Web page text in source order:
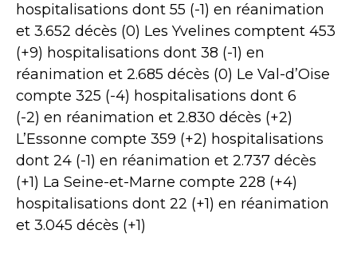
hospitalisations dont 55 (-1) en réanimation
et 3.652 décès (0) Les Yvelines comptent 453
(+9) hospitalisations dont 38 (-1) en
réanimation et 2.685 décès (0) Le Val-d’Oise
compte 325 (-4) hospitalisations dont 6
(-2) en réanimation et 2.830 décès (+2)
L’Essonne compte 359 (+2) hospitalisations
dont 24 (-1) en réanimation et 2.737 décès
(+1) La Seine-et-Marne compte 228 (+4)
hospitalisations dont 22 (+1) en réanimation
et 3.045 décès (+1)